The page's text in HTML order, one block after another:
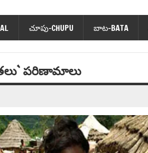
చూపు-CHUPU బాట‌-BATA
పరిణామాలు